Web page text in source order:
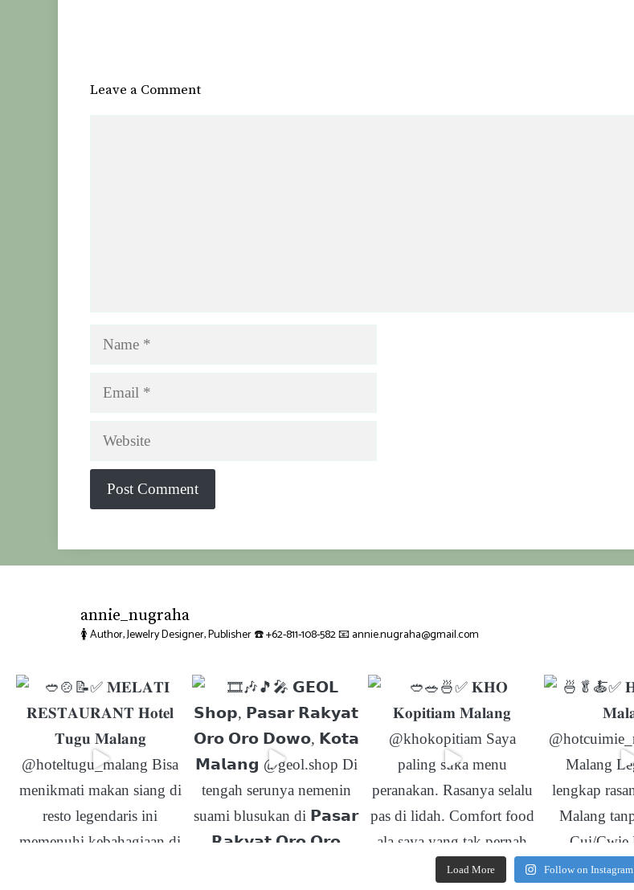
Leave a Comment
Name
Email
Website
annie_nugraha
🚺 Author, Jewelry Designer, Publisher☎️ +62-811-108-582📧 annie.nugraha@gmail.com
Load More Follow on Instagram